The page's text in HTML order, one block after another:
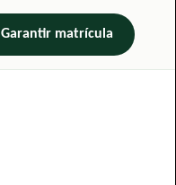
Garantir matrícula